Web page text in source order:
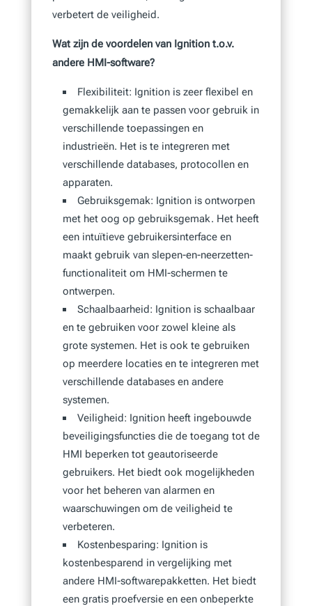
verbetert de veiligheid.
Wat zijn de voordelen van Ignition t.o.v.
andere HMI-software?
Flexibiliteit: Ignition is zeer flexibel en
gemakkelijk aan te passen voor gebruik in
verschillende toepassingen en
industrieën. Het is te integreren met
verschillende databases, protocollen en
apparaten.
Gebruiksgemak: Ignition is ontworpen
met het oog op gebruiksgemak. Het heeft
een intuïtieve gebruikersinterface en
maakt gebruik van slepen-en-neerzetten-
functionaliteit om HMI-schermen te
ontwerpen.
Schaalbaarheid: Ignition is schaalbaar
en te gebruiken voor zowel kleine als
grote systemen. Het is ook te gebruiken
op meerdere locaties en te integreren met
verschillende databases en andere
systemen.
Veiligheid: Ignition heeft ingebouwde
beveiligingsfuncties die de toegang tot de
HMI beperken tot geautoriseerde
gebruikers. Het biedt ook mogelijkheden
voor het beheren van alarmen en
waarschuwingen om de veiligheid te
verbeteren.
Kostenbesparing: Ignition is
kostenbesparend in vergelijking met
andere HMI-softwarepakketten. Het biedt
een gratis proefversie en een onbeperkte